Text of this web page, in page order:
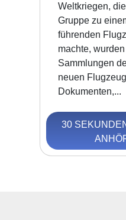
Weltkriegen,
Gruppe zu
führenden
machte,
Sammlungen
neuen
Dokumenten,...
30